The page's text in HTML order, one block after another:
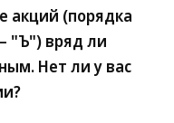
акций (порядка
"Ъ") вряд ли
Нет ли у вас